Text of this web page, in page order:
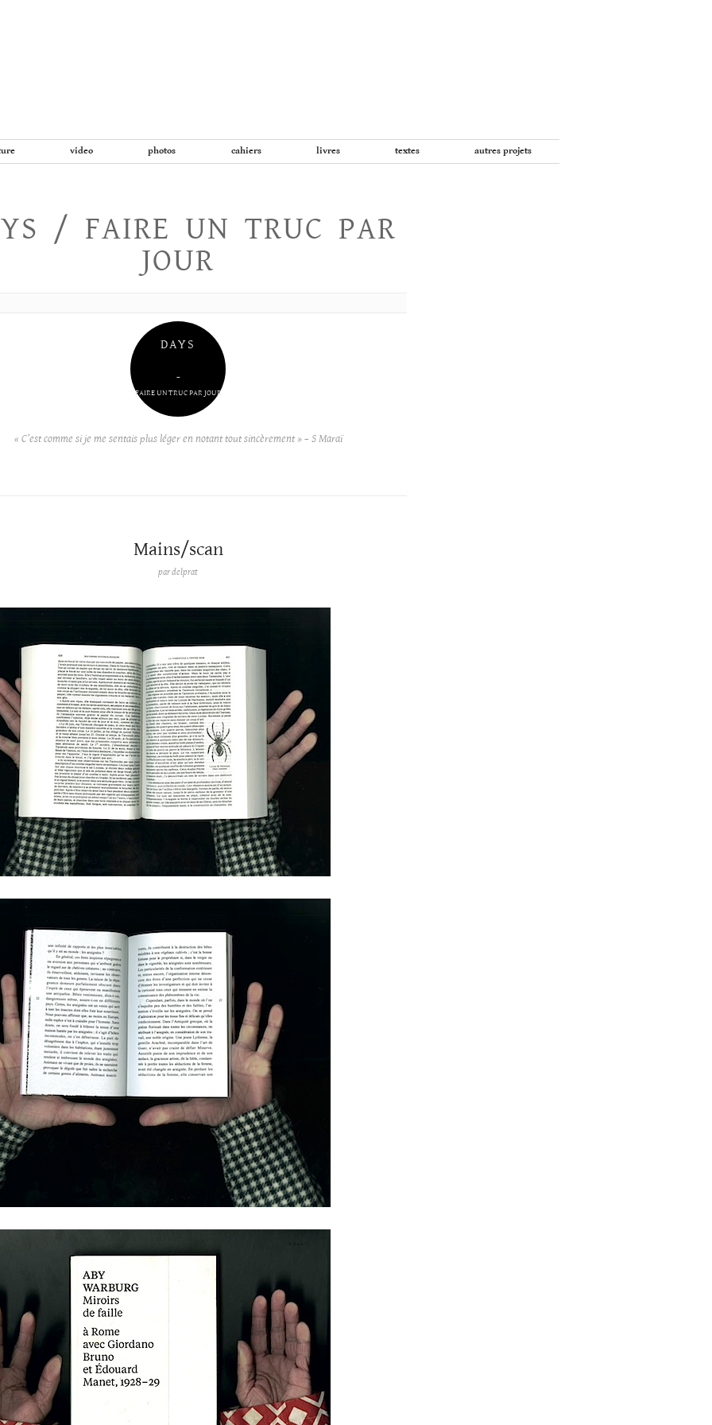
video photos cahiers livres textes autres projets
/ FAIRE UN TRUC PAR
JOUR
DAYS
–
FAIRE UN TRUC PAR JOUR
« C’est comme si je me sentais plus léger en notant tout sincèrement » – S Maraï
Mains/scan
pardelprat